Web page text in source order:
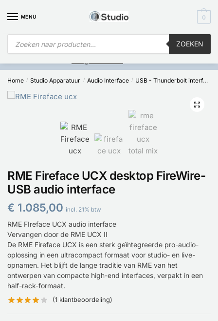
MENU
ZOEKEN
0
uw computer al over op Windows 11? Heeft u vragen stuur een
Home / Studio Apparatuur / Audio Interface / USB - Thunderbolt interfaces
🔍
RME Fireface UCX desktop FireWire-
USB audio interface
€ 1.085,00 incl. 21% btw
RME FIreface UCX audio interface
Vervangen door de RME UCX II
De RME Fireface UCX is een sterk geïntegreerde pro-audio-
oplossing in een ultracompact formaat voor studio- en live-
opnamen. Het blijft de lange traditie van RME van het
ontwerpen van compacte high-end interfaces, verpakt in een
half-rack-formaat.
(1 klantbeoordeling)